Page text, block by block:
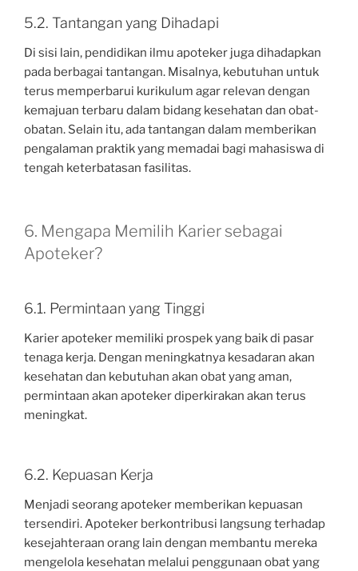
5.2. Tantangan yang Dihadapi
Di sisi lain, pendidikan ilmu apoteker juga dihadapkan
pada berbagai tantangan. Misalnya, kebutuhan untuk
terus memperbarui kurikulum agar relevan dengan
kemajuan terbaru dalam bidang kesehatan dan obat-
obatan. Selain itu, ada tantangan dalam memberikan
pengalaman praktik yang memadai bagi mahasiswa di
tengah keterbatasan fasilitas.
6. Mengapa Memilih Karier sebagai
Apoteker?
6.1. Permintaan yang Tinggi
Karier apoteker memiliki prospek yang baik di pasar
tenaga kerja. Dengan meningkatnya kesadaran akan
kesehatan dan kebutuhan akan obat yang aman,
permintaan akan apoteker diperkirakan akan terus
meningkat.
6.2. Kepuasan Kerja
Menjadi seorang apoteker memberikan kepuasan
tersendiri. Apoteker berkontribusi langsung terhadap
kesejahteraan orang lain dengan membantu mereka
mengelola kesehatan melalui penggunaan obat yang